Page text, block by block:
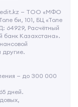
— ТОО «МФО
би, 101, БЦ «Толе
64929, Расчётный
банк Казахстана».
другие.
— до 300 000
дней.